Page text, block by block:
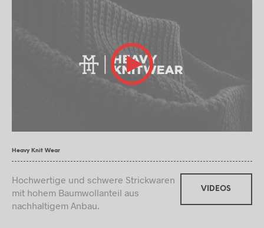
Heavy Knit Wear
Hochwertige und schwere Strickwaren
mit hohem Baumwollanteil aus
nachhaltigem Anbau.
VIDEOS